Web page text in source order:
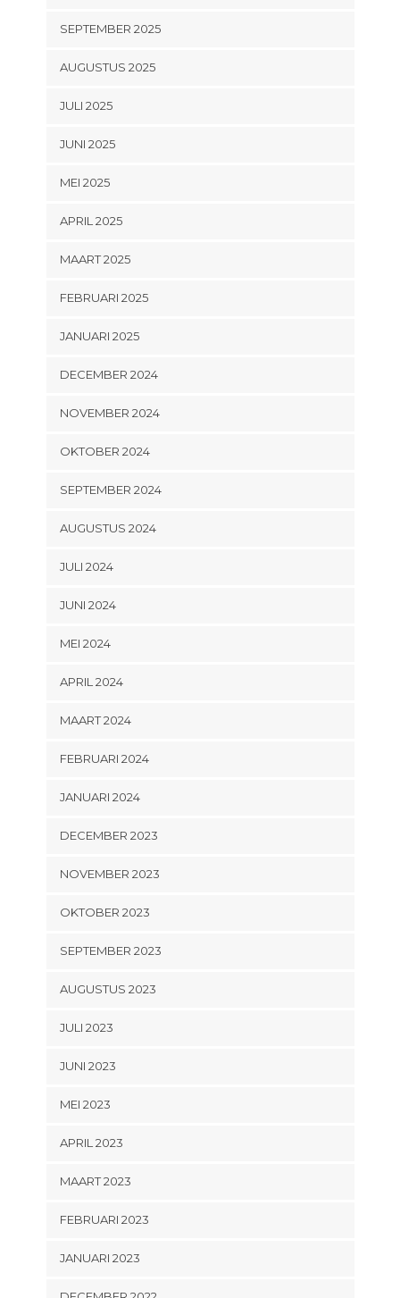
SEPTEMBER 2025
AUGUSTUS 2025
JULI 2025
JUNI 2025
MEI 2025
APRIL 2025
MAART 2025
FEBRUARI 2025
JANUARI 2025
DECEMBER 2024
NOVEMBER 2024
OKTOBER 2024
SEPTEMBER 2024
AUGUSTUS 2024
JULI 2024
JUNI 2024
MEI 2024
APRIL 2024
MAART 2024
FEBRUARI 2024
JANUARI 2024
DECEMBER 2023
NOVEMBER 2023
OKTOBER 2023
SEPTEMBER 2023
AUGUSTUS 2023
JULI 2023
JUNI 2023
MEI 2023
APRIL 2023
MAART 2023
FEBRUARI 2023
JANUARI 2023